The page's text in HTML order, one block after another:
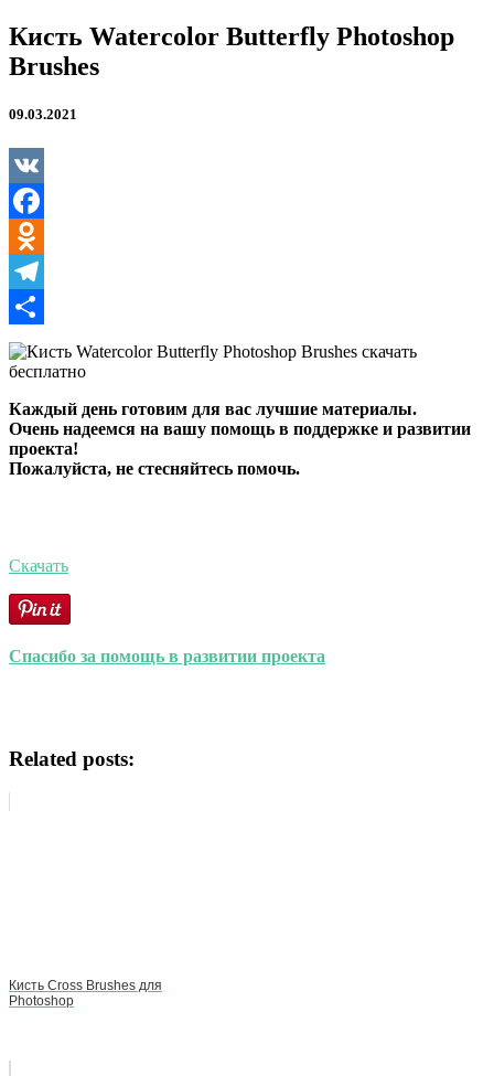
Кисть
Watercolor
Butterfly
Brushes
Кисть Watercolor Butterfly Photoshop
Brushes
09.03.2021
VK
Facebook
Odnoklassniki
Telegram
Отправить
Каждый день готовим для вас лучшие материалы.
Очень надеемся на вашу помощь в поддержке и развитии
проекта!
Пожалуйста, не стесняйтесь помочь.
Скачать
Спасибо за помощь в развитии проекта
Related posts:
Кисть Cross Brushes для
Photoshop